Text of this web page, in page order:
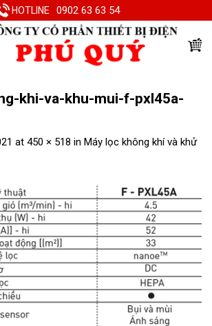
HOTLINE 0902 63 63 54
khi-va-khu-mui-f-pxl45a-
at 450 × 518 in Máy lọc không khí và khử